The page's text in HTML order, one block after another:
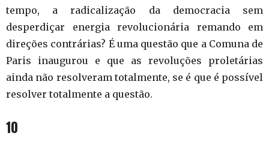
tempo, a radicalização da democracia sem
desperdiçar energia revolucionária remando em
direções contrárias? É uma questão que a Comuna de
Paris inaugurou e que as revoluções proletárias
ainda não resolveram totalmente, se é que é possível
resolver totalmente a questão.
10